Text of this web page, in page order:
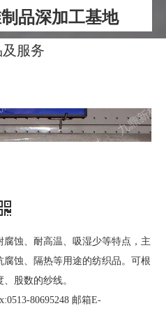
品深加工基地
服务
蚀、耐高温、吸湿少等特点，主
蚀、隔热等用途的纺织品。可根
股数的纱线。
80695248 邮箱E-